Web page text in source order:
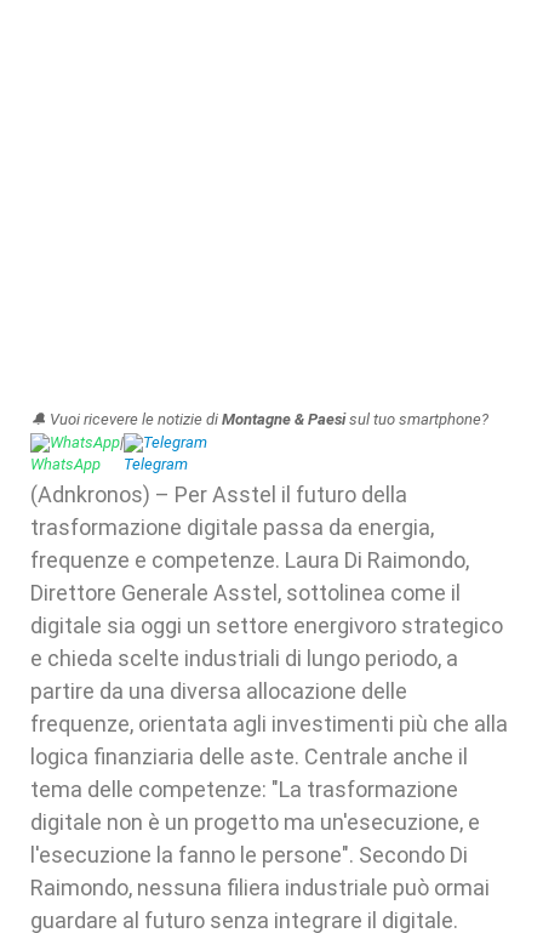
🔔 Vuoi ricevere le notizie di Montagne & Paesisul tuo smartphone?
WhatsApp| Telegram
(Adnkronos) – Per Asstel il futuro della
trasformazione digitale passa da energia,
frequenze e competenze. Laura Di Raimondo,
Direttore Generale Asstel, sottolinea come il
digitale sia oggi un settore energivoro strategico
e chieda scelte industriali di lungo periodo, a
partire da una diversa allocazione delle
frequenze, orientata agli investimenti più che alla
logica finanziaria delle aste. Centrale anche il
tema delle competenze: "La trasformazione
digitale non è un progetto ma un'esecuzione, e
l'esecuzione la fanno le persone". Secondo Di
Raimondo, nessuna filiera industriale può ormai
guardare al futuro senza integrare il digitale.